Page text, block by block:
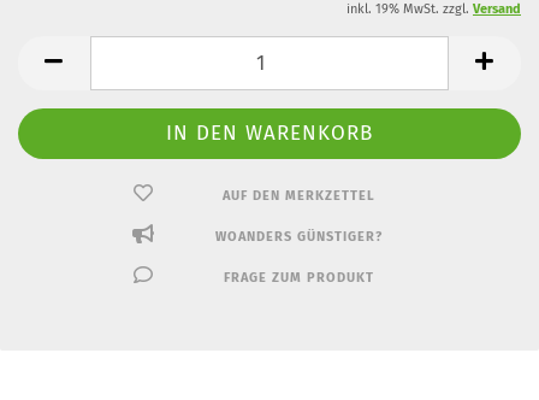
inkl. 19% MwSt. zzgl. Versand
AUF DEN MERKZETTEL
WOANDERS GÜNSTIGER?
FRAGE ZUM PRODUKT